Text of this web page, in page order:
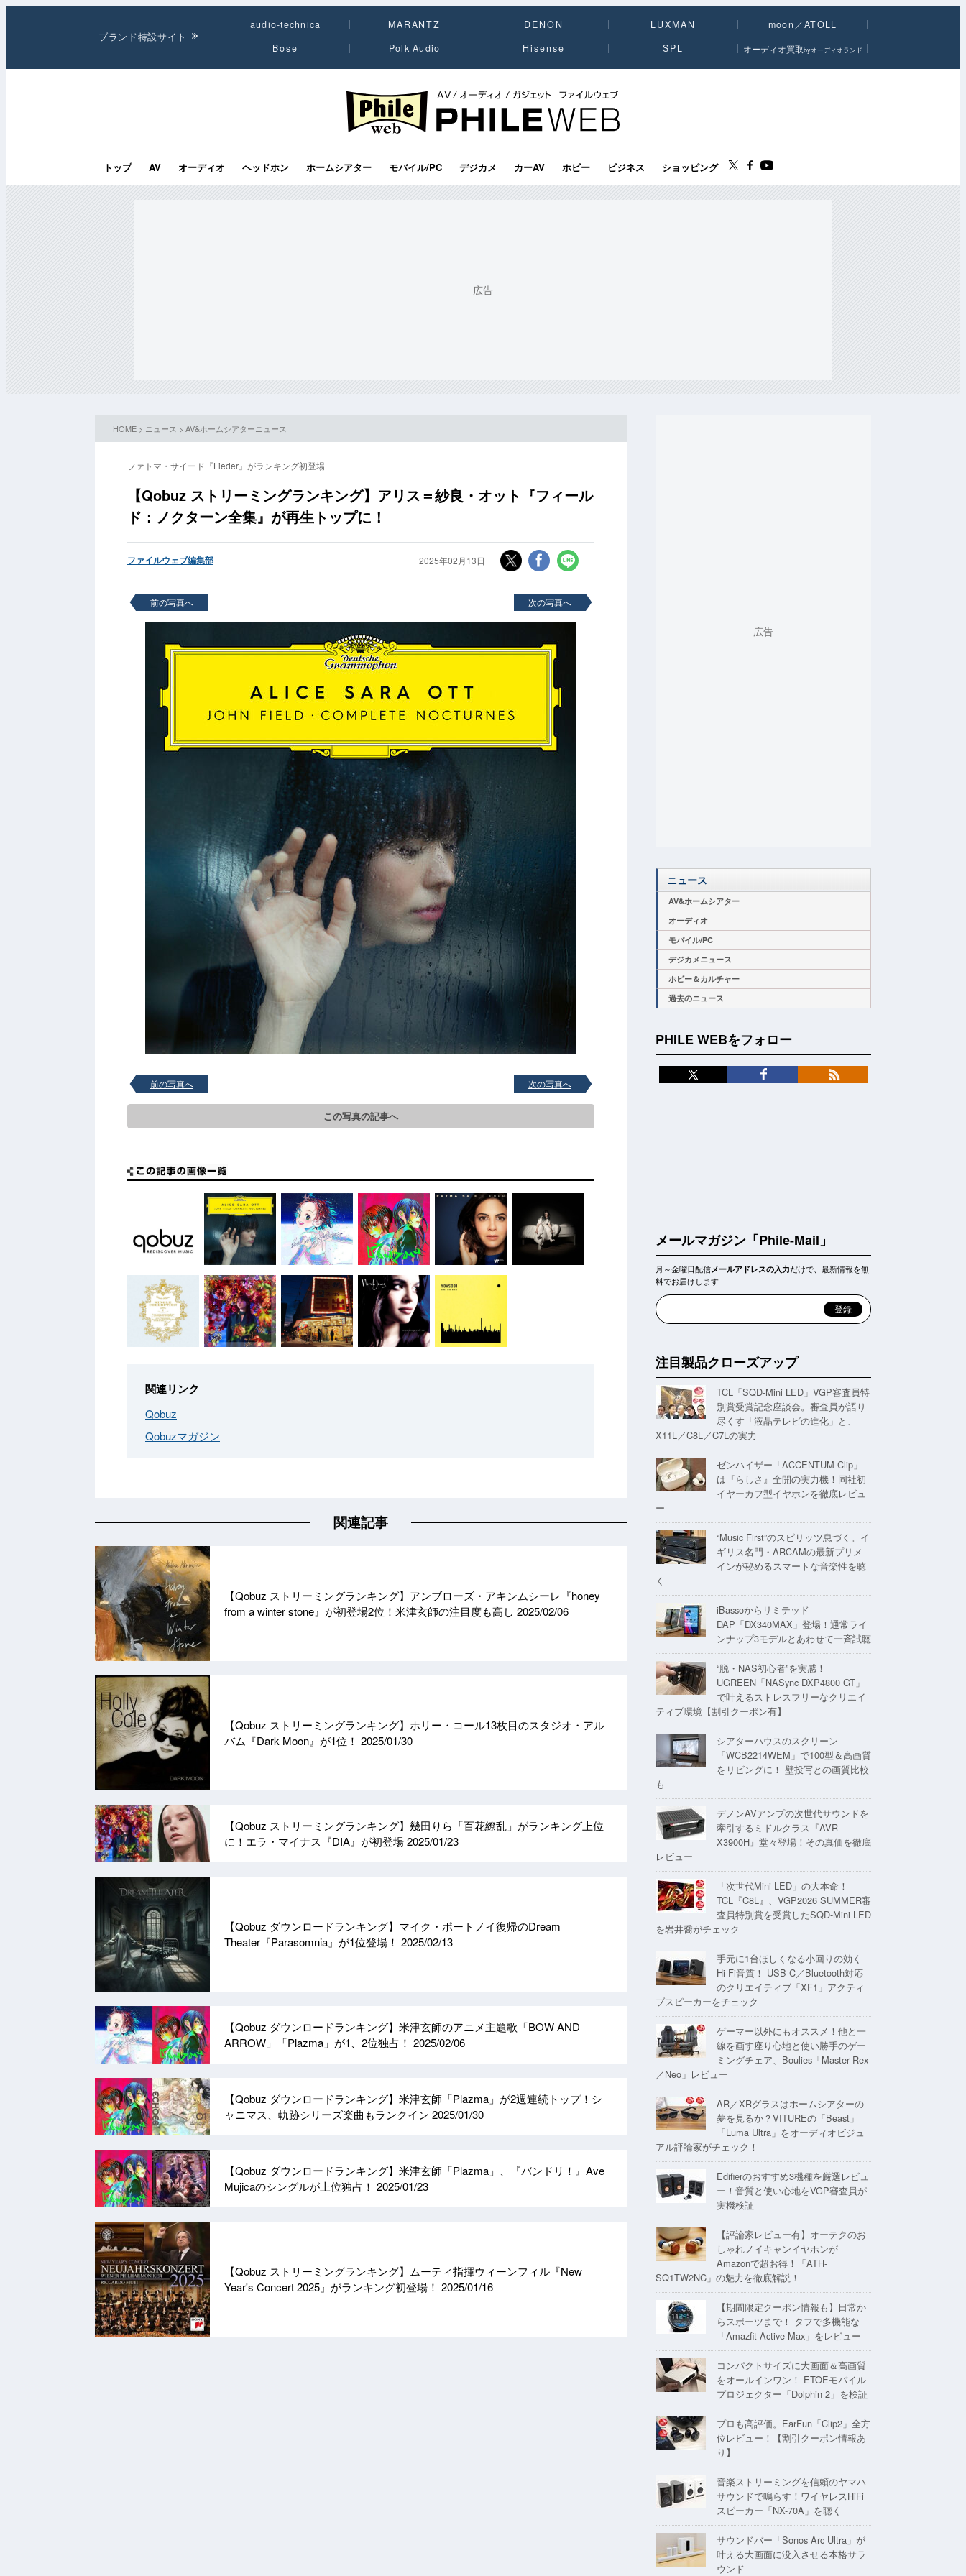
ブランド特設サイト
audio-technica MARANTZ DENON LUXMAN
moon／ATOLL
Bose
Polk Audio Hisense SPL オーディオ買取byオーディオランド
PHILE WEB｜AV/オーディオ/ガジェット
トップ AV オーディオ ヘッドホン ホームシアター モバイル/PC デジカメ カーAV ホビー ビジネス ショッピング
HOME > ニュース > AV&ホームシアターニュース
ファトマ・サイード『Lieder』がランキング初登場
【Qobuz ストリーミングランキング】アリス＝紗良・オット『フィール
ド：ノクターン全集』が再生トップに！
ファイルウェブ編集部 2025年02月13日
前の写真へ 次の写真へ
前の写真へ 次の写真へ
この写真の記事へ
関連リンク
Qobuz
Qobuzマガジン
関連記事
【Qobuz ストリーミングランキング】アンブローズ・アキンムシーレ『honey
from a winter stone』が初登場2位！米津玄師の注目度も高し 2025/02/06
【Qobuz ストリーミングランキング】ホリー・コール13枚目のスタジオ・アル
バム『Dark Moon』が1位！ 2025/01/30
【Qobuz ストリーミングランキング】幾田りら「百花繚乱」がランキング上位
に！エラ・マイナス『DIA』が初登場2025/01/23
【Qobuz ダウンロードランキング】マイク・ポートノイ復帰のDream
Theater『Parasomnia』が1位登場！ 2025/02/13
【Qobuz ダウンロードランキング】米津玄師のアニメ主題歌「BOW AND
ARROW」「Plazma」が1、2位独占！ 2025/02/06
【Qobuz ダウンロードランキング】米津玄師「Plazma」が2週連続トップ！シ
ャニマス、軌跡シリーズ楽曲もランクイン 2025/01/30
【Qobuz ダウンロードランキング】米津玄師「Plazma」、『バンドリ！』Ave
Mujicaのシングルが上位独占！ 2025/01/23
【Qobuz ストリーミングランキング】ムーティ指揮ウィーンフィル『New
Year's Concert 2025』がランキング初登場！ 2025/01/16
ニュース
AV&ホームシアター
オーディオ
モバイル/PC
デジカメニュース
ホビー＆カルチャー
過去のニュース
PHILE WEBをフォロー
メールマガジン「Phile-Mail」
月～金曜日配信メールアドレスの入力だけで、最新情報を無
料でお届けします
注目製品クローズアップ
TCL「SQD-Mini LED」VGP審査員特
別賞受賞記念座談会。審査員が語り
尽くす「液晶テレビの進化」と、
X11L／C8L／C7Lの実力
ゼンハイザー「ACCENTUM Clip」
は『らしさ』全開の実力機！同社初
イヤーカフ型イヤホンを徹底レビュ
ー
“Music First”のスピリッツ息づく。イ
ギリス名門・ARCAMの最新プリメ
インが秘めるスマートな音楽性を聴
く
iBassoからリミテッド
DAP「DX340MAX」登場！通常ライ
ンナップ3モデルとあわせて一斉試聴
“脱・NAS初心者”を実感！
UGREEN「NASync DXP4800 GT」
で叶えるストレスフリーなクリエイ
ティブ環境【割引クーポン有】
シアターハウスのスクリーン
「WCB2214WEM」で100型＆高画質
をリビングに！ 壁投写との画質比較
も
デノンAVアンプの次世代サウンドを
牽引するミドルクラス『AVR-
X3900H』堂々登場！その真価を徹底
レビュー
「次世代Mini LED」の大本命！
TCL『C8L』、VGP2026 SUMMER審
査員特別賞を受賞したSQD-Mini LED
を岩井喬がチェック
手元に1台ほしくなる小回りの効く
Hi-Fi音質！ USB-C／Bluetooth対応
のクリエイティブ「XF1」アクティ
ブスピーカーをチェック
ゲーマー以外にもオススメ！他と一
線を画す座り心地と使い勝手のゲー
ミングチェア、Boulies「Master Rex
／Neo」レビュー
AR／XRグラスはホームシアターの
夢を見るか？VITUREの「Beast」
「Luma Ultra」をオーディオビジュ
アル評論家がチェック！
Edifierのおすすめ3機種を厳選レビュ
ー！音質と使い心地をVGP審査員が
実機検証
【評論家レビュー有】オーテクのお
しゃれノイキャンイヤホンが
Amazonで超お得！「ATH-
SQ1TW2NC」の魅力を徹底解説！
【期間限定クーポン情報も】日常か
らスポーツまで！ タフで多機能な
「Amazfit Active Max」をレビュー
コンパクトサイズに大画面＆高画質
をオールインワン！ ETOEモバイル
プロジェクター「Dolphin 2」を検証
プロも高評価。EarFun「Clip2」全方
位レビュー！【割引クーポン情報あ
り】
音楽ストリーミングを信頼のヤマハ
サウンドで鳴らす！ワイヤレスHiFi
スピーカー「NX-70A」を聴く
サウンドバー「Sonos Arc Ultra」が
叶える大画面に没入させる本格サラ
ウンド